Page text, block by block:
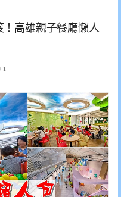
！高雄親子餐廳懶人
1